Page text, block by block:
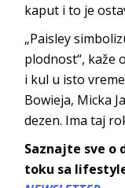
kaput i to je
„Paisley
plodnost“, kaže
i kul u isto
Bowieja, Micka
dezen. Ima taj
Saznajte sve o
toku sa